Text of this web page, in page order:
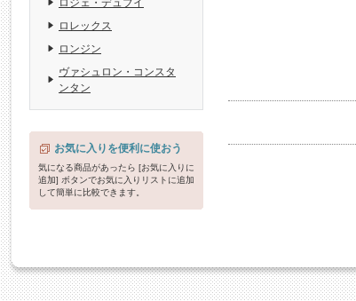
ロジェ・デュブイ
ロレックス
ロンジン
ヴァシュロン・コンスタ
ンタン
お気に入りを便利に使おう
気になる商品があったら [お気に入りに
追加] ボタンでお気に入りリストに追加
して簡単に比較できます。